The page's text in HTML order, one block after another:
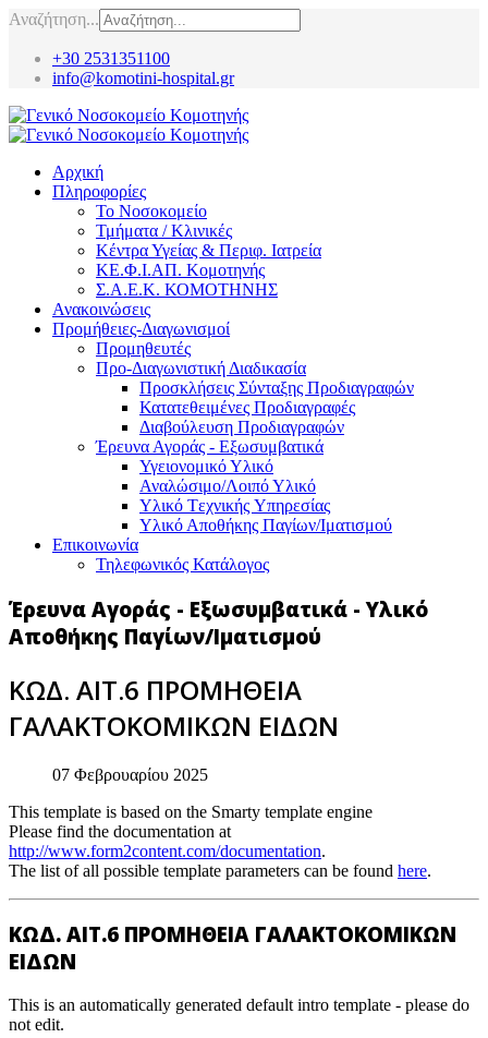
Αναζήτηση...
+30 2531351100
info@komotini-hospital.gr
Αρχική
Πληροφορίες
Το Νοσοκομείο
Τμήματα / Κλινικές
Κέντρα Υγείας & Περιφ. Ιατρεία
ΚΕ.Φ.Ι.ΑΠ. Κομοτηνής
Σ.Α.Ε.Κ. ΚΟΜΟΤΗΝΗΣ
Ανακοινώσεις
Προμήθειες-Διαγωνισμοί
Προμηθευτές
Προ-Διαγωνιστική Διαδικασία
Προσκλήσεις Σύνταξης Προδιαγραφών
Κατατεθειμένες Προδιαγραφές
Διαβούλευση Προδιαγραφών
Έρευνα Αγοράς - Εξωσυμβατικά
Υγειονομικό Υλικό
Αναλώσιμο/Λοιπό Υλικό
Υλικό Tεχνικής Yπηρεσίας
Υλικό Αποθήκης Παγίων/Ιματισμού
Επικοινωνία
Τηλεφωνικός Κατάλογος
Έρευνα Αγοράς - Εξωσυμβατικά - Υλικό
Αποθήκης Παγίων/Ιματισμού
ΚΩΔ. ΑΙΤ.6 ΠΡΟΜΗΘΕΙΑ
ΓΑΛΑΚΤΟΚΟΜΙΚΩΝ ΕΙΔΩΝ
07 Φεβρουαρίου 2025
This template is based on the Smarty template engine
Please find the documentation at
http://www.form2content.com/documentation.
The list of all possible template parameters can be found here.
ΚΩΔ. ΑΙΤ.6 ΠΡΟΜΗΘΕΙΑ ΓΑΛΑΚΤΟΚΟΜΙΚΩΝ
ΕΙΔΩΝ
This is an automatically generated default intro template - please do
not edit.